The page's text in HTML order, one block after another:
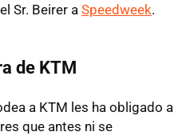
Sr. Beirer a Speedweek.
de KTM
a KTM les ha obligado a
que antes ni se